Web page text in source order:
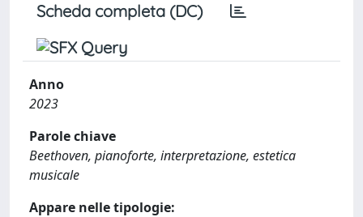
Scheda completa (DC)
Anno
2023
Parole chiave
Beethoven, pianoforte, interpretazione, estetica
musicale
Appare nelle tipologie: